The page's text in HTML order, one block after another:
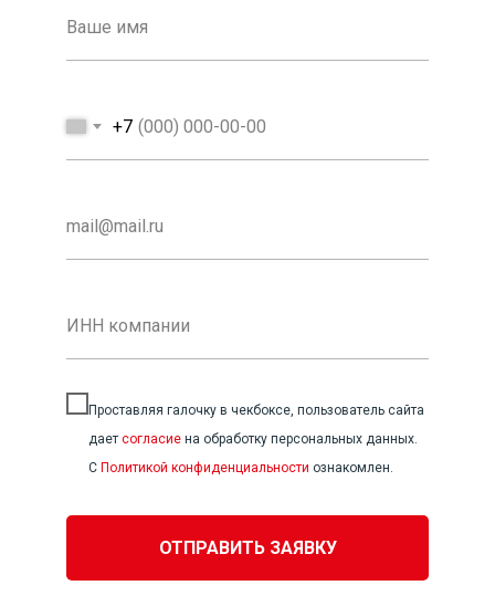
+7
Проставляя галочку в чекбоксе, пользователь сайта
дает согласие на обработку персональных данных.
С Политикой конфиденциальности ознакомлен.
ОТПРАВИТЬ ЗАЯВКУ